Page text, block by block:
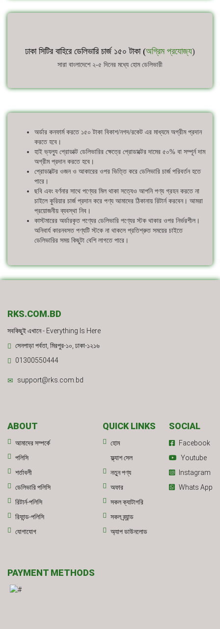
ঢাকা সিটির বাহিরে ডেলিভারি চার্জ ১৫০ টাকা (অগ্রিম প্রযোজ্য)
সারা বাংলাদেশে ২-৫ দিনের মধ্যে হোম ডেলিভারী
অর্ডার কনফার্ম করতে ১৫০ টাকা বিকাশ/নগদ/রকেট এর মাধ্যমে অগ্রীম প্রদান
করতে হবে।
হাই ভ্যল্যু প্রোডাক্ট ডেলিভারির ক্ষেত্রে প্রোডাক্টের দামের ৫০% বা সম্পূর্ন দাম
অগ্রীম প্রদান করতে হবে।
প্রোডাক্টের ওজন ও আকারের ওপর ভিত্তি করে ডেলিভারি চার্জ পরিবর্তন হতে
পারে।
ছবি এবং বর্ণনার সাথে পণ্যের মিল থাকা সত্যেও আপনি পণ্য গ্রহন করতে না
চাইলে কুরিয়ার চার্জ প্রদান করে পণ্য আমাদের ঠিকানায় রিটার্ন করবেন। আমরা
প্রয়োজনীয় ব্যবস্থা নিব।
কাস্টমারের অর্ডারকৃত পণ্যের ডেলিভারি পণ্যের স্টক থাকার ওপর নির্ভরশীল।
অনিবার্য কারনবসত পণ্যটি স্টকে না থাকলে প্রতিশ্রুত সময়ের চাইতে
ডেলিভারির সময় কিছুটা বেশি লাগতে পারে।
RKS.COM.BD
সবকিছুই এখানে - Everything Is Here
সেনপাড়া পর্বতা, মিরপুর-১০, ঢাকা-১২১৬
01300550444
support@rks.com.bd
ABOUT
আমাদের সম্পর্কে
পলিসি
শর্তাবলী
ডেলিভারি পলিসি
রিটার্ন-পলিসি
রিফান্ড-পলিসি
যোগাযোগ
QUICK LINKS
হোম
ফ্ল্যাশ সেল
নতুন পণ্য
অফার
সকল ক্যাটাগরি
সকল ব্র্যান্ড
অ্যাপ ডাউনলোড
SOCIAL
Facebook
Youtube
Instagram
Whats App
PAYMENT METHODS